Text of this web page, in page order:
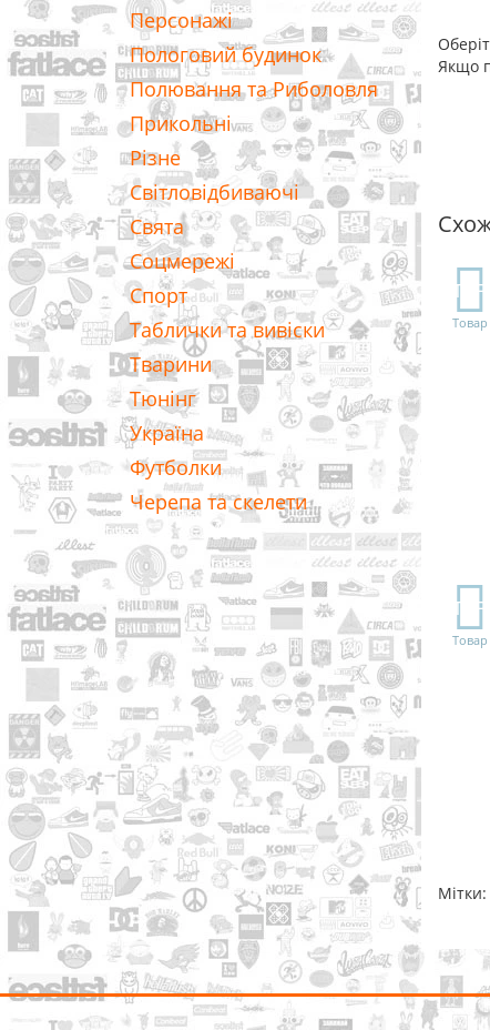
Персонажі
Пологовий будинок
Полювання та Риболовля
Прикольні
Різне
Світловідбиваючі
Свята
Соцмережі
Спорт
Таблички та вивіски
Тварини
Тюнінг
Україна
Футболки
Черепа та скелети
Якщо
TOP
Товар
TOP
Товар
Мітки: